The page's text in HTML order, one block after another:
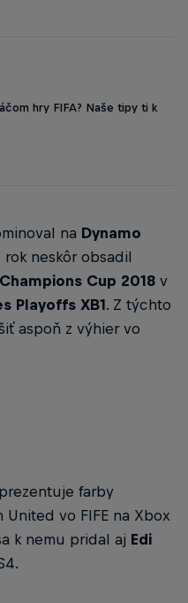
hry FIFA? Naše tipy ti k
na Dynamo
rok neskôr obsadil
Cup 2018 v
Playoffs XB1. Z týchto
aspoň z výhier vo
farby
vo FIFE na Xbox
k nemu pridal aj Edi